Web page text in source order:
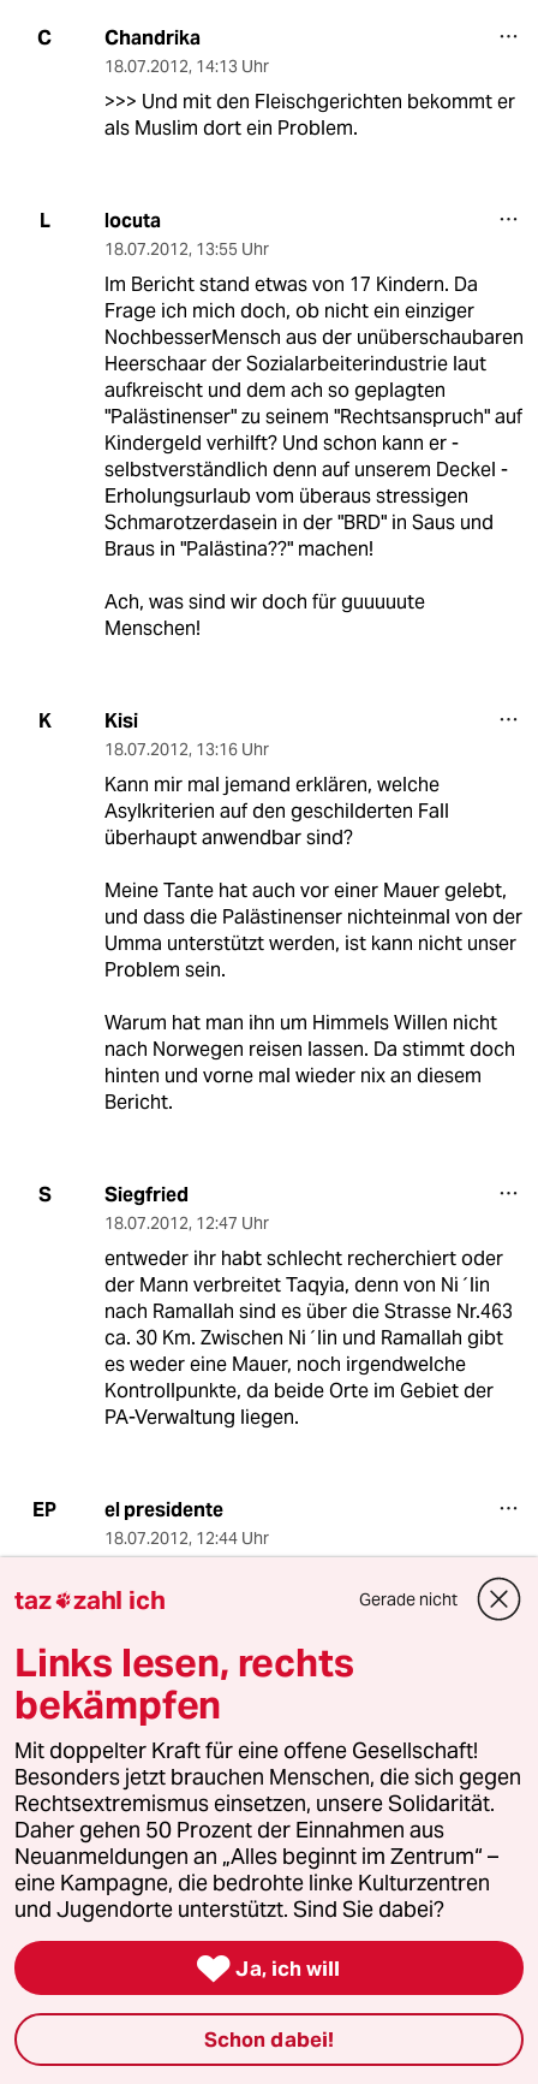
C Chandrika
18.07.2012, 14:13 Uhr
>>> Und mit den Fleischgerichten bekommt er
als Muslim dort ein Problem.
L locuta
18.07.2012, 13:55 Uhr
Im Bericht stand etwas von 17 Kindern. Da
Frage ich mich doch, ob nicht ein einziger
NochbesserMensch aus der unüberschaubaren
Heerschaar der Sozialarbeiterindustrie laut
aufkreischt und dem ach so geplagten
"Palästinenser" zu seinem "Rechtsanspruch" auf
Kindergeld verhilft? Und schon kann er -
selbstverständlich denn auf unserem Deckel -
Erholungsurlaub vom überaus stressigen
Schmarotzerdasein in der "BRD" in Saus und
Braus in "Palästina??" machen!
Ach, was sind wir doch für guuuuute
Menschen!
K Kisi
18.07.2012, 13:16 Uhr
Kann mir mal jemand erklären, welche
Asylkriterien auf den geschilderten Fall
überhaupt anwendbar sind?
Meine Tante hat auch vor einer Mauer gelebt,
und dass die Palästinenser nichteinmal von der
Umma unterstützt werden, ist kann nicht unser
Problem sein.
Warum hat man ihn um Himmels Willen nicht
nach Norwegen reisen lassen. Da stimmt doch
hinten und vorne mal wieder nix an diesem
Bericht.
S Siegfried
18.07.2012, 12:47 Uhr
entweder ihr habt schlecht recherchiert oder
der Mann verbreitet Taqyia, denn von Ni´lin
nach Ramallah sind es über die Strasse Nr.463
ca. 30 Km. Zwischen Ni´lin und Ramallah gibt
es weder eine Mauer, noch irgendwelche
Kontrollpunkte, da beide Orte im Gebiet der
PA-Verwaltung liegen.
EP el presidente
18.07.2012, 12:44 Uhr
Er ist 34 und hat vor 5 Jahren Asyl beantragt.
Seitdem war er nicht mehr in palestina. Da war
er also 29. Wenn er 17 Kinder hat muß er also
mit 12 Jahren zum ersten Mal Vater geworden
sein. Oder er hat massenhaft
Zwillinge+Drillinge.
Abgesehen davon- wenn ihm hier 27qm
zuwenig sind- auf wieviel qm hat er denn in
palestina gewohnt, dort ja immerhin mit 19
Leuten!
12:24 Uhr
@Jens: "Mein Vater rasiert sich seit über 50
Jahren lediglich mit Seife und Pinsel."
taz zahl ich Gerade nicht
Links lesen, rechts
bekämpfen
Mit doppelter Kraft für eine offene Gesellschaft!
Besonders jetzt brauchen Menschen, die sich gegen
Rechtsextremismus einsetzen, unsere Solidarität.
Daher gehen 50 Prozent der Einnahmen aus
Neuanmeldungen an „Alles beginnt im Zentrum“ –
eine Kampagne, die bedrohte linke Kulturzentren
und Jugendorte unterstützt. Sind Sie dabei?
 Ja, ich will
Schon dabei!